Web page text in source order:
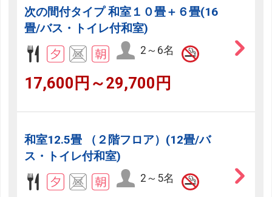
次の間付タイプ 和室１０畳＋６畳(16
畳/バス・トイレ付和室)
2～6名
17,600円～29,700円
和室12.5畳 （２階フロア）(12畳/バ
ス・トイレ付和室)
2～5名